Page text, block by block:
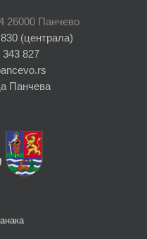
26000 Панчево
(централа)
343 827
Панчева